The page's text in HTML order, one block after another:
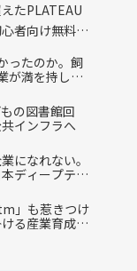
たPLATEAU
者向け無料ハ
ったのか。飼
が満を持して
の図書館回
インフラへ
になれない。
ディープテッ
」も惹きつけ
る産業育成エ